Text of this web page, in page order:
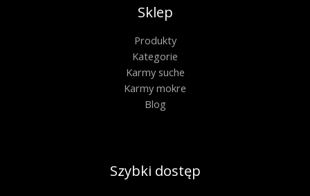
Sklep
Produkty
Kategorie
Karmy suche
Karmy mokre
Blog
Szybki dostęp